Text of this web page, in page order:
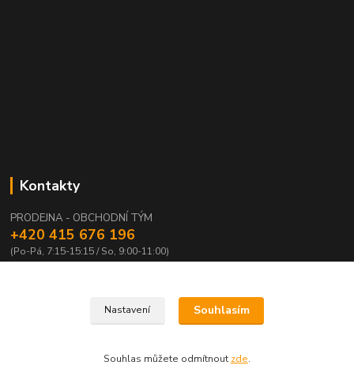
Kontakty
PRODEJNA - OBCHODNÍ TÝM
+420 415 676 196
(Po-Pá, 7:15-15:15 / So, 9:00-11:00)
Nastavení Souhlasím
Souhlas můžete odmítnout zde.